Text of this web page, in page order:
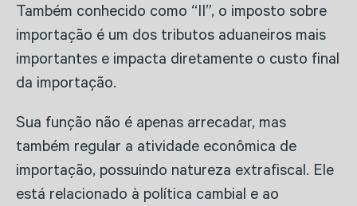
Também conhecido como “II”, o imposto sobre
importação é um dos tributos aduaneiros mais
importantes e impacta diretamente o custo final
da importação.
Sua função não é apenas arrecadar, mas
também regular a atividade econômica de
importação, possuindo natureza extrafiscal. Ele
está relacionado à política cambial e ao